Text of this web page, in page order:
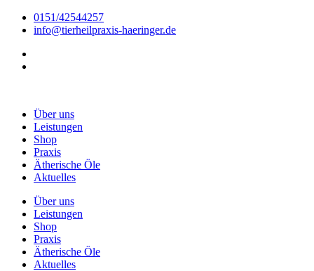
Zum
Inhalt
0151/42544257
info@tierheilpraxis-haeringer.de
Über uns
Leistungen
Shop
Praxis
Ätherische Öle
Aktuelles
Über uns
Leistungen
Shop
Praxis
Ätherische Öle
Aktuelles